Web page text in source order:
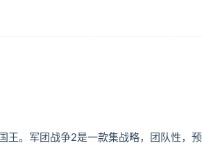
王。军团战争2是一款集战略，团队性，预